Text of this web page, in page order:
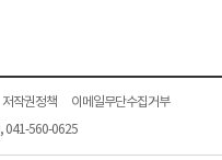
저작권정책
이메일무단수집거부
041-560-0625